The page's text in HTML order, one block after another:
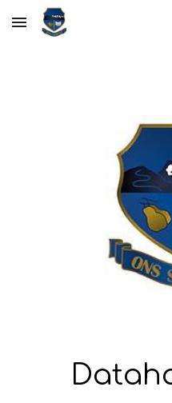
Skip to main content